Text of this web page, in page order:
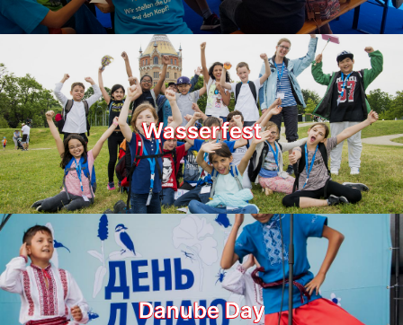
Wasserfest
Danube Day